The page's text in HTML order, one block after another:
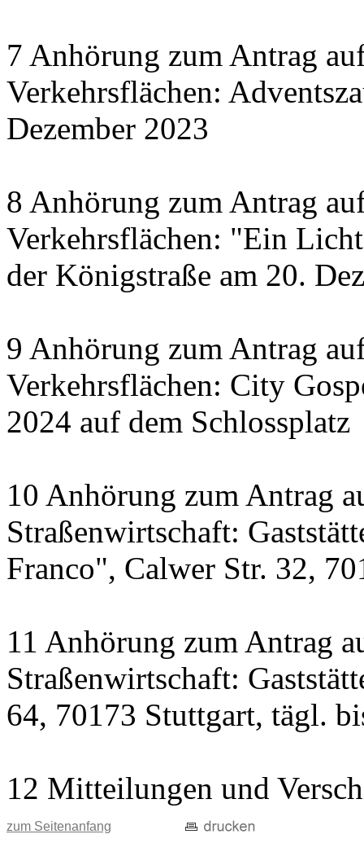
7 Anhörung zum Antrag
Verkehrsflächen:
Dezember 2023
8 Anhörung zum Antrag
Verkehrsflächen: "Ein
der Königstraße am 20.
9 Anhörung zum Antrag
Verkehrsflächen: City
2024 auf dem Schlossplatz
10 Anhörung zum Antrag
Straßenwirtschaft:
Franco", Calwer Str. 32,
11 Anhörung zum Antrag
Straßenwirtschaft:
64, 70173 Stuttgart, tägl.
12 Mitteilungen und
zum Seitenanfang